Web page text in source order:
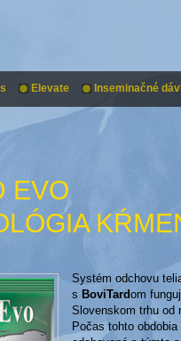
Elevate Inseminačné
EVO
Systém odchovu
s BoviTardom
Slovenskom trhu od
Počas tohto